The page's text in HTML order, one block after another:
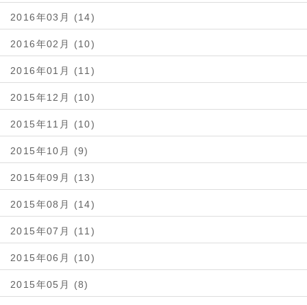
2016年03月 (14)
2016年02月 (10)
2016年01月 (11)
2015年12月 (10)
2015年11月 (10)
2015年10月 (9)
2015年09月 (13)
2015年08月 (14)
2015年07月 (11)
2015年06月 (10)
2015年05月 (8)